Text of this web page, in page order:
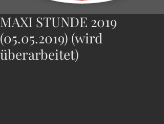
MAXI STUNDE 2019
(05.05.2019) (wird
überarbeitet)